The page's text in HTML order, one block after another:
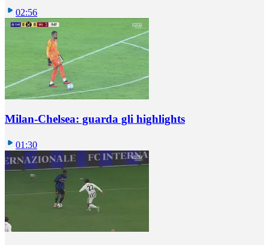
02:56
Milan-Chelsea: guarda gli highlights
01:30